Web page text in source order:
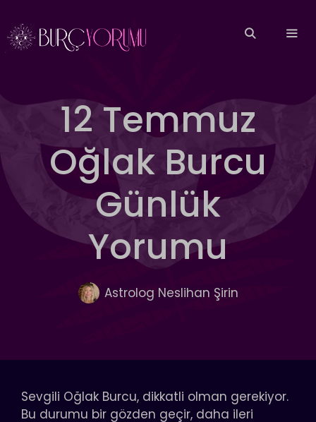
atla
12 Temmuz
Oğlak Burcu
Günlük
Yorumu
Astrolog Neslihan Şirin
Sevgili Oğlak Burcu, dikkatli olman gerekiyor.
Bu durumu bir gözden geçir, daha ileri